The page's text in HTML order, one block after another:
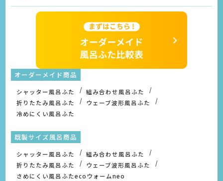
オーダーメイド商品
シャッター風呂ふた
組み合わせ風呂ふた
折りたたみ風呂ふた
ウェーブ波形風呂ふた
冷めにくい風呂ふた
既製サイズ風呂商品
シャッター風呂ふた
組み合わせ風呂ふた
折りたたみ風呂ふた
ウェーブ波形風呂ふた
さめにくい風呂ふたecoウォームneo